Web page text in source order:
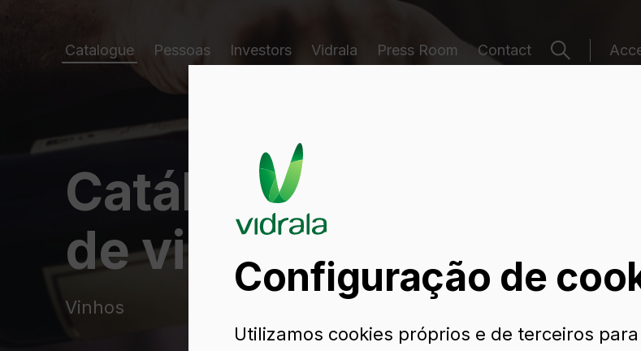
Catalogue Pessoas Investors Vidrala Press Room Contact
Catálogo de
de vidro
Vinhos
Configuração de
Utilizamos cookies próprios e de terceiros